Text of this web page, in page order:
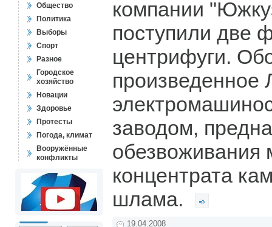
Общество
Политика
Выборы
Спорт
Разное
Городское
хозяйство
Новации
Здоровье
Протесты
Погода, климат
Вооружённые
конфликты
компании
поступили две
центрифуги.
произведенное
заводом,
обезвоживания
концентрата
шлама.
19.04.2008